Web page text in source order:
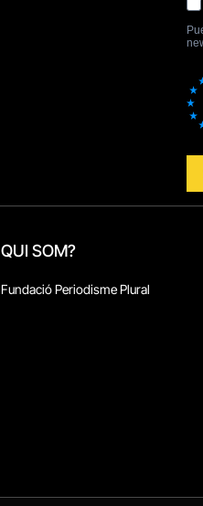
QUI SOM?
Fundació Periodisme Plural